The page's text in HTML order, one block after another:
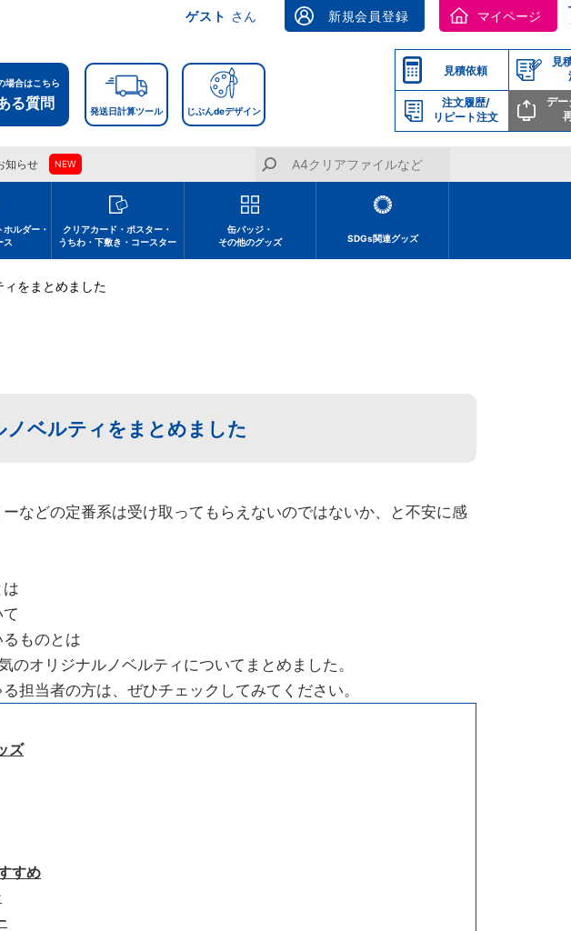
ゲスト さん 新規会員登録 マイページ
場合はこちら
る質問 発送日計算ツール じぶんdeデザイン
見積依頼
見
注文履歴/
リピート注文
デー
知らせ NEW
ルダー・
ス
クリアカード・ポスター・
うちわ・下敷き・コースター
缶バッジ・
その他のグッズ
SDGs関連グッズ
ィをまとめました
ノベルティをまとめました
などの定番系は受け取ってもらえないのではないか、と不安に感
ものとは
オリジナルノベルティについてまとめました。
担当者の方は、ぜひチェックしてみてください。
ズ
すめ